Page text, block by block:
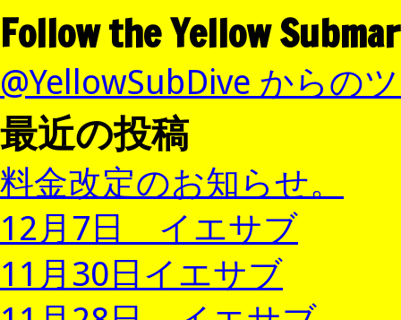
Follow the Yellow
@YellowSubDive からの
最近の投稿
料金改定のお知らせ。
12月7日 イエサブ
11月30日イエサブ